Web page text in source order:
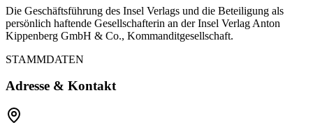
Die Geschäftsführung des Insel Verlags und die Beteiligung als
persönlich haftende Gesellschafterin an der Insel Verlag Anton
Kippenberg GmbH & Co., Kommanditgesellschaft.
STAMMDATEN
Adresse & Kontakt